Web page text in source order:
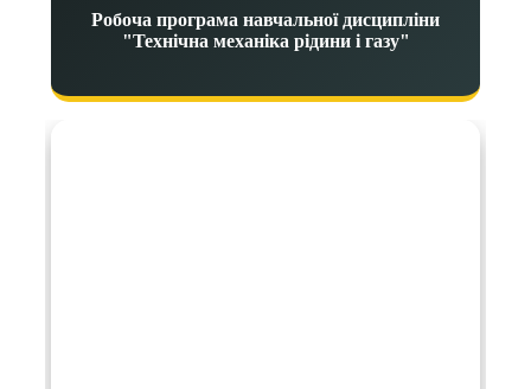
Робоча програма навчальної дисципліни
"Технічна механіка рідини і газу"